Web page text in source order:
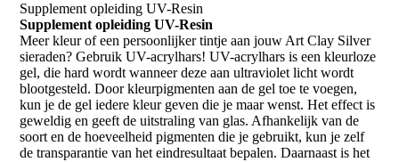
Supplement opleiding UV-Resin
Supplement opleiding UV-Resin
Meer kleur of een persoonlijker tintje aan jouw Art Clay Silver
sieraden? Gebruik UV-acrylhars! UV-acrylhars is een kleurloze
gel, die hard wordt wanneer deze aan ultraviolet licht wordt
blootgesteld. Door kleurpigmenten aan de gel toe te voegen,
kun je de gel iedere kleur geven die je maar wenst. Het effect is
geweldig en geeft de uitstraling van glas. Afhankelijk van de
soort en de hoeveelheid pigmenten die je gebruikt, kun je zelf
de transparantie van het eindresultaat bepalen. Daarnaast is het